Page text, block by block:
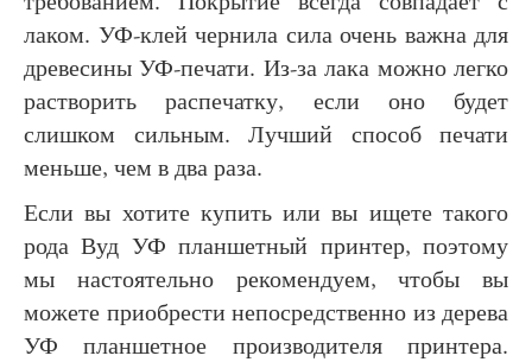
лаком. УФ-клей чернила сила очень важна для
древесины УФ-печати. Из-за лака можно легко
растворить распечатку, если оно будет
слишком сильным. Лучший способ печати
меньше, чем в два раза.
Если вы хотите купить или вы ищете такого
рода Вуд УФ планшетный принтер, поэтому
мы настоятельно рекомендуем, чтобы вы
можете приобрести непосредственно из дерева
УФ планшетное производителя принтера.